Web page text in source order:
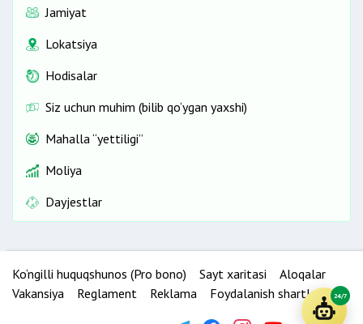
Jamiyat
Lokatsiya
Hodisalar
Siz uchun muhim (bilib qo‘ygan yaxshi)
Mahalla “yettiligi”
Moliya
Dayjestlar
Ko‘ngilli huquqshunos (Pro bono) Sayt xaritasi
Aloqalar
Vakansiya
Reglament Reklama Foydalanish shartlari 24/7